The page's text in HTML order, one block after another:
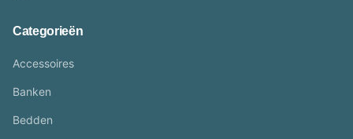
Categorieën
Accessoires
Banken
Bedden